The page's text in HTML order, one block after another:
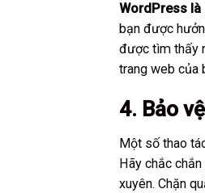
WordPress là
bạn được
được tìm thấy
trang web của
4. Bảo
Một số thao
Hãy chắc
xuyên. Chặn